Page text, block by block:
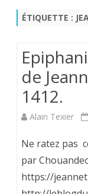
ÉTIQUETTE :
de
1412.
Alain Texier
Ne ratez pas
par
https://